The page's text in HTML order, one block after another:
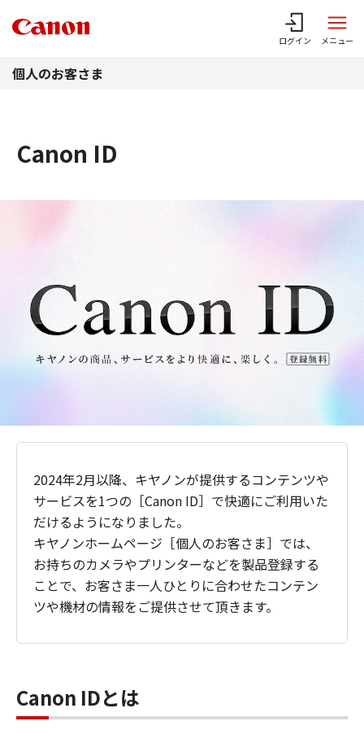
ログイン メニュー
個人のお客さま
Canon ID
2024年2月以降、キヤノンが提供するコンテンツや
サービスを1つの［Canon ID］で快適にご利用いた
だけるようになりました。
キヤノンホームページ［個人のお客さま］では、
お持ちのカメラやプリンターなどを製品登録する
ことで、お客さま一人ひとりに合わせたコンテン
ツや機材の情報をご提供させて頂きます。
Canon IDとは